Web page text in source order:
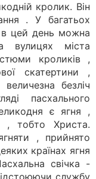
кролик. Він
. У багатьох
в цей день можна
вулицях міста
кроликів ,
скатертини ,
безліч
пасхального
є ягня ,
, тобто Христа.
, прийнято
країнах ягня
свічка -
службу